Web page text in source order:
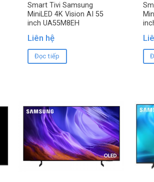
Smart Tivi Samsung
MiniLED 4K Vision AI 55
inch UA55M8EH
Liên hệ
Đọc tiếp